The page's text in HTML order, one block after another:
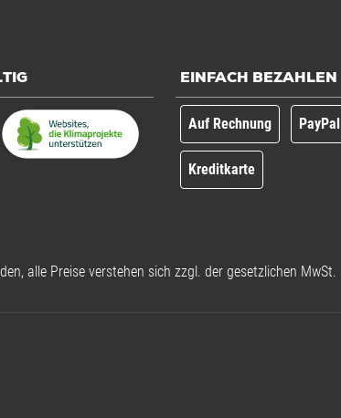
EINFACH BEZAHLEN
Auf Rechnung PayPal
Kreditkarte
alle Preise verstehen sich zzgl. der gesetzlichen MwSt.